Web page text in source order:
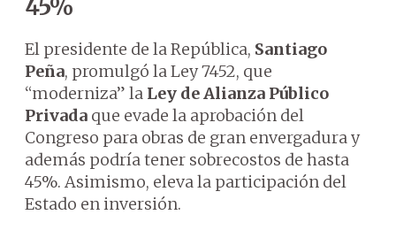
45%
El presidente de la República, Santiago
Peña, promulgó la Ley 7452, que
“moderniza” la Ley de Alianza Público
Privada que evade la aprobación del
Congreso para obras de gran envergadura y
además podría tener sobrecostos de hasta
45%. Asimismo, eleva la participación del
Estado en inversión.